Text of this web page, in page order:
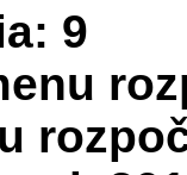
9